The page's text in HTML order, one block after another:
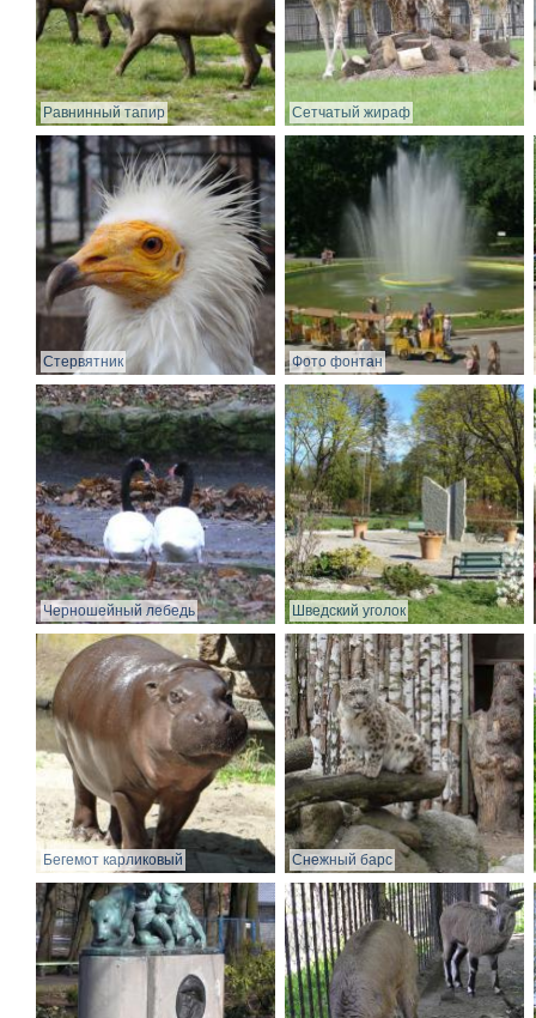
Равнинный тапир Сетчатый жираф
Стервятник Фото фонтан
Черношейный лебедь Шведский уголок
Бегемот карликовый Снежный барс